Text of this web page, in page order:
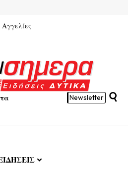
Αγγελίες
Newsletter